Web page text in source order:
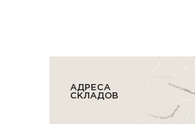
АДРЕСА
СКЛАДОВ